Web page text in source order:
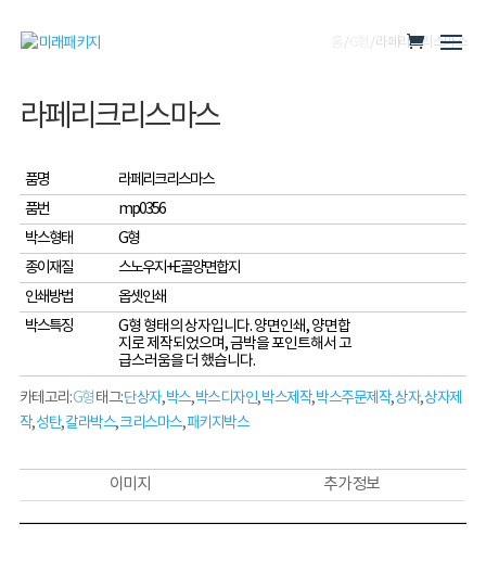
/ / 라페리크리스마스
라페리크리스마스
품명
라페리크리스마스
품번
mp0356
박스형태
G형
종이재질
스노우지+E골양면합지
인쇄방법
옵셋인쇄
박스특징
G형 형태의 상자입니다. 양면인쇄, 양면합
지로 제작되었으며, 금박을 포인트해서 고
급스러움을 더 했습니다.
카테고리:G형태그:단상자,박스,박스디자인,박스제작,박스주문제작,상자,상자제
작,성탄,칼라박스,크리스마스,패키지박스
이미지 추가 정보